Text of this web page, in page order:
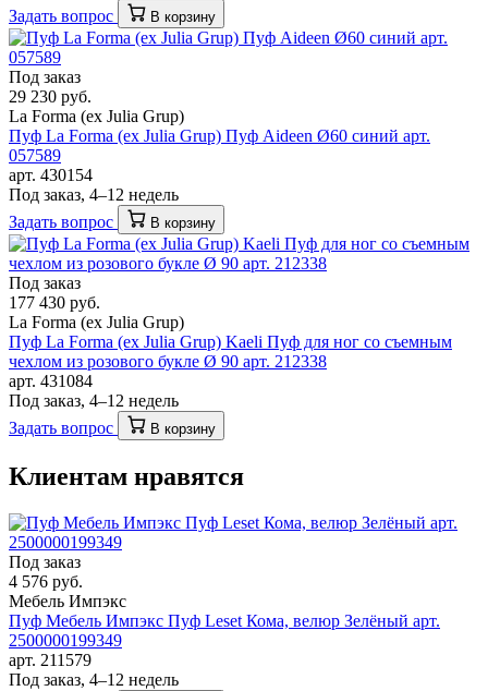
Задать вопрос
В корзину
Под заказ
29 230 руб.
La Forma (ех Julia Grup)
Пуф La Forma (ех Julia Grup) Пуф Aideen Ø60 синий арт.
057589
арт. 430154
Под заказ, 4–12 недель
Задать вопрос
В корзину
Под заказ
177 430 руб.
La Forma (ех Julia Grup)
Пуф La Forma (ех Julia Grup) Kaeli Пуф для ног со съемным
чехлом из розового букле Ø 90 арт. 212338
арт. 431084
Под заказ, 4–12 недель
Задать вопрос
В корзину
Клиентам нравятся
Под заказ
4 576 руб.
Мебель Импэкс
Пуф Мебель Импэкс Пуф Leset Кома, велюр Зелёный арт.
2500000199349
арт. 211579
Под заказ, 4–12 недель